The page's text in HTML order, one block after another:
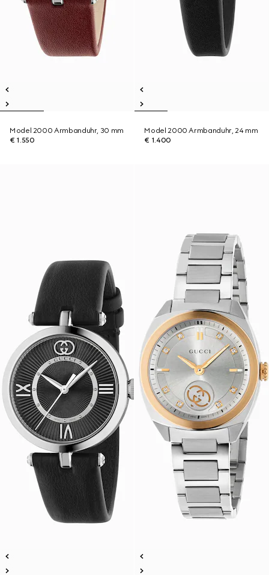
Model 2000 Armbanduhr, 30 mm
€ 1.550
Model 2000 Armbanduhr, 24 mm
€ 1.400